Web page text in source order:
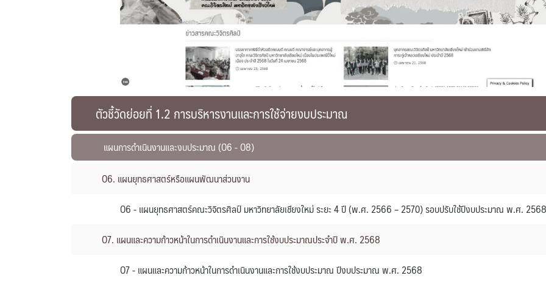
ตัวชี้วัดย่อยที่ 1.2 การบริหารงานและการใช้จ่ายงบประมาณ
แผนการดำเนินงานและงบประมาณ (O6 - O8)
O6. แผนยุทธศาสตร์หรือแผนพัฒนาส่วนงาน
O6 - แผนยุทธศาสตร์คณะวิจิตรศิลป์ มหาวิทยาลัยเชียงใหม่ ระยะ 4 ปี (พ.ศ. 2566 – 2570) รอบปรับใช้ปีงบประมาณ พ.ศ. 2568
O7. แผนและความก้าวหน้าในการดำเนินงานและการใช้งบประมาณประจำปี พ.ศ. 2568
O7 - แผนและความก้าวหน้าในการดำเนินงานและการใช้งบประมาณ ปีงบประมาณ พ.ศ. 2568